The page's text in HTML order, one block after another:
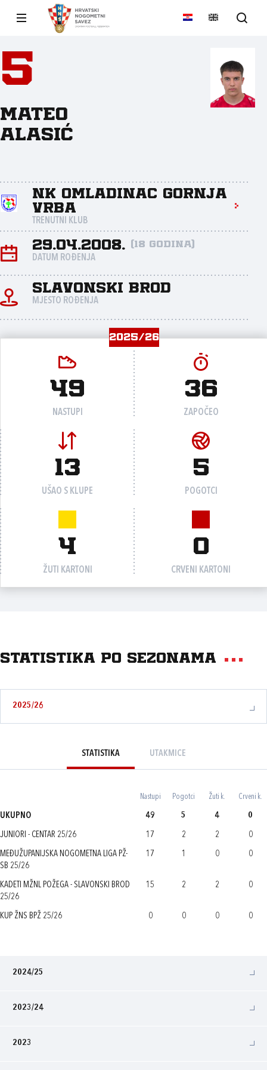
5
Mateo
Alasić
NK Omladinac Gornja
Vrba
TRENUTNI KLUB
29.04.2008. (18 godina)
DATUM ROĐENJA
Slavonski Brod
MJESTO ROĐENJA
2025/26
49
NASTUPI
36
ZAPOČEO
13
UŠAO S KLUPE
5
POGOTCI
4
ŽUTI KARTONI
0
CRVENI KARTONI
Statistika po sezonama
2025/26
STATISTIKA UTAKMICE
Nastupi Pogotci Žuti k. Crveni k.
UKUPNO 49 5 4 0
JUNIORI - CENTAR 25/26 17 2 2 0
MEĐUŽUPANIJSKA NOGOMETNA LIGA PŽ-
SB 25/26
17 1 0 0
KADETI MŽNL POŽEGA - SLAVONSKI BROD
25/26
15 2 2 0
KUP ŽNS BPŽ 25/26 0 0 0 0
2024/25
2023/24
2023